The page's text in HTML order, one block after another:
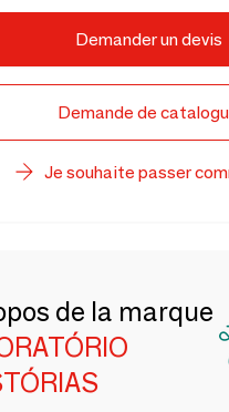
Demander un devis
Demande de
Je souhaite passer
de la marque